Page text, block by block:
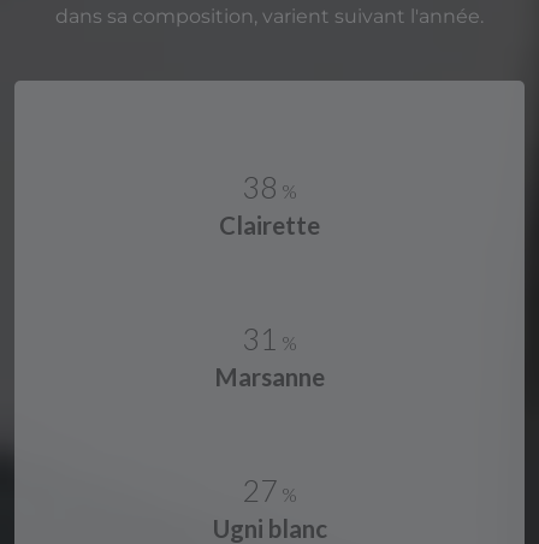
dans sa composition, varient suivant l'année.
38 %
Clairette
31 %
Marsanne
27 %
Ugni blanc